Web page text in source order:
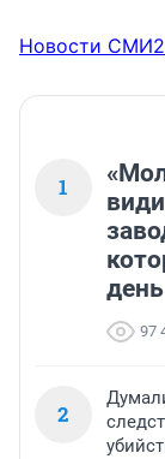
Новости СМИ2
1
день
97
2